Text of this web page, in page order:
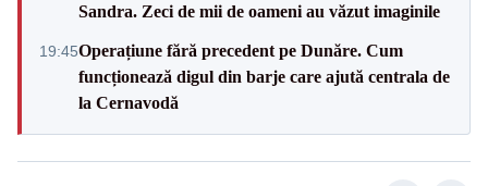
Sandra. Zeci de mii de oameni au văzut imaginile
19:45Operațiune fără precedent pe Dunăre. Cum
funcționează digul din barje care ajută centrala de
la Cernavodă